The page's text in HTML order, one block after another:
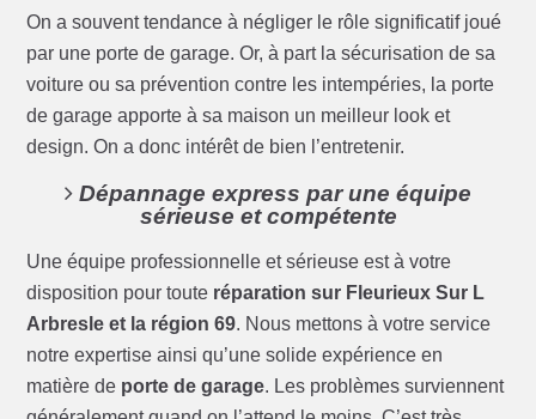
On a souvent tendance à négliger le rôle significatif joué
par une porte de garage. Or, à part la sécurisation de sa
voiture ou sa prévention contre les intempéries, la porte
de garage apporte à sa maison un meilleur look et
design. On a donc intérêt de bien l’entretenir.
Dépannage express par une équipe
sérieuse et compétente
Une équipe professionnelle et sérieuse est à votre
disposition pour toute réparation sur Fleurieux Sur L
Arbresle et la région 69. Nous mettons à votre service
notre expertise ainsi qu’une solide expérience en
matière de porte de garage. Les problèmes surviennent